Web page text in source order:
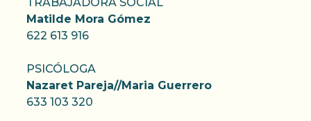
Matilde Mora Gómez
622 613 916
PSICÓLOGA
Nazaret Pareja//Maria Guerrero
633 103 320